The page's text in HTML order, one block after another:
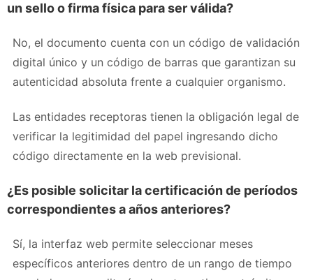
un sello o firma física para ser válida?
No, el documento cuenta con un código de validación
digital único y un código de barras que garantizan su
autenticidad absoluta frente a cualquier organismo.
Las entidades receptoras tienen la obligación legal de
verificar la legitimidad del papel ingresando dicho
código directamente en la web previsional.
¿Es posible solicitar la certificación de períodos
correspondientes a años anteriores?
Sí, la interfaz web permite seleccionar meses
específicos anteriores dentro de un rango de tiempo